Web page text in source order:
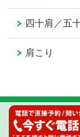
四十肩／五
肩こり